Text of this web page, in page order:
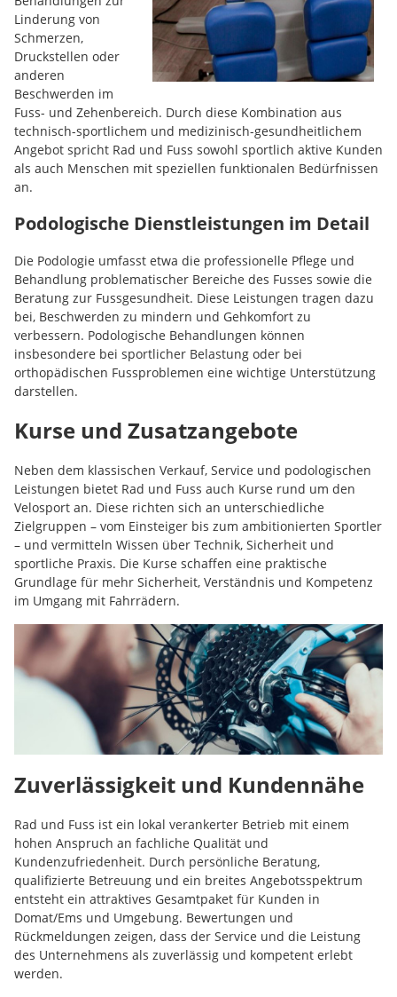
Linderung von
Schmerzen,
Druckstellen oder
anderen
Beschwerden im
Fuss- und Zehenbereich. Durch diese Kombination aus
technisch-sportlichem und medizinisch-gesundheitlichem
Angebot spricht Rad und Fuss sowohl sportlich aktive Kunden
als auch Menschen mit speziellen funktionalen Bedürfnissen
an.
Podologische Dienstleistungen im Detail
Die Podologie umfasst etwa die professionelle Pflege und
Behandlung problematischer Bereiche des Fusses sowie die
Beratung zur Fussgesundheit. Diese Leistungen tragen dazu
bei, Beschwerden zu mindern und Gehkomfort zu
verbessern. Podologische Behandlungen können
insbesondere bei sportlicher Belastung oder bei
orthopädischen Fussproblemen eine wichtige Unterstützung
darstellen.
Kurse und Zusatzangebote
Neben dem klassischen Verkauf, Service und podologischen
Leistungen bietet Rad und Fuss auch Kurse rund um den
Velosport an. Diese richten sich an unterschiedliche
Zielgruppen – vom Einsteiger bis zum ambitionierten Sportler
– und vermitteln Wissen über Technik, Sicherheit und
sportliche Praxis. Die Kurse schaffen eine praktische
Grundlage für mehr Sicherheit, Verständnis und Kompetenz
im Umgang mit Fahrrädern.
Zuverlässigkeit und Kundennähe
Rad und Fuss ist ein lokal verankerter Betrieb mit einem
hohen Anspruch an fachliche Qualität und
Kundenzufriedenheit. Durch persönliche Beratung,
qualifizierte Betreuung und ein breites Angebotsspektrum
entsteht ein attraktives Gesamtpaket für Kunden in
Domat/Ems und Umgebung. Bewertungen und
Rückmeldungen zeigen, dass der Service und die Leistung
des Unternehmens als zuverlässig und kompetent erlebt
werden.